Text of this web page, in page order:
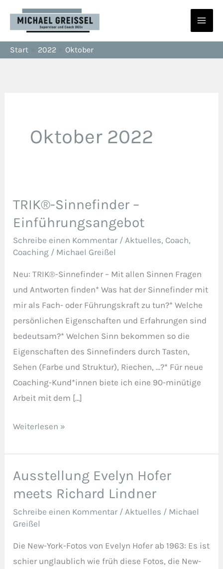
Inhalt
Start 2022 Oktober
Oktober 2022
TRIK®-Sinnefinder –
Einführungsangebot
Schreibe einen Kommentar /Aktuelles, Coach,
Coaching / Michael Greißel
Neu: TRIK®-Sinnefinder – Mit allen Sinnen Fragen
und Antworten finden* Was hat der Sinnefinder mit
mir als Fach- oder Führungskraft zu tun?* Welche
persönlichen Eigenschaften und Erfahrungen sind
bedeutsam?* Welchen Sinn bekommen so die
Eigenschaften des Sinnefinders durch Tasten,
Sehen (Farbe und Struktur), Riechen, …?* Für neue
Coaching-Kund*innen biete ich eine 90-minütige
Arbeit mit dem […]
TRIK®-
Sinnefinder
Einführungsangebot
Weiterlesen »
Ausstellung Evelyn Hofer
meets Richard Lindner
Schreibe einen Kommentar / Aktuelles / Michael
Greißel
Die New-York-Fotos von Evelyn Hofer ab 1963: Es ist
schier unglaublich wie früh diese Fotos, die New-
Ausstellung
Evelyn
meets
Lindner